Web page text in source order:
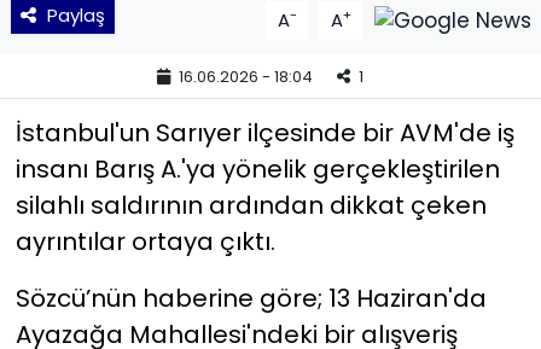
Paylaş A- A+
16.06.2026 - 18:04 1
İstanbul'un Sarıyer ilçesinde bir AVM'de iş
insanı Barış A.'ya yönelik gerçekleştirilen
silahlı saldırının ardından dikkat çeken
ayrıntılar ortaya çıktı.
Sözcü’nün haberine göre; 13 Haziran'da
Ayazağa Mahallesi'ndeki bir alışveriş
TEKNOLOJİ
YEREL POLİTİKA
YEREL YÖNETİMLER